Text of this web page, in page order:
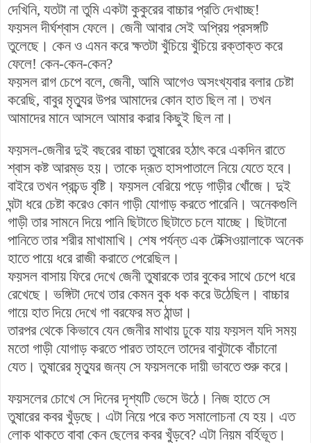
দেখিনি, যতটা না তুমি একটা কুকুরের বাচ্চার প্রতি দেখাচ্ছ!
ফয়সল দীর্ঘশ্বাস ফেলে। জেনী আবার সেই অপ্রিয় প্রসঙ্গটি
তুলেছে। কেন ও এমন করে ক্ষতটা খুঁচিয়ে খুঁচিয়ে রক্তাক্ত করে
ফেলে! কেন-কেন-কেন?
ফয়সল রাগ চেপে বলে, জেনী, আমি আগেও অসংখ্যবার বলার চেষ্টা
করেছি, বাবুর মৃত্যুর উপর আমাদের কোন হাত ছিল না। তখন
আমাদের মানে আসলে আমার করার কিছুই ছিল না।
ফয়সল-জেনীর দুই বছরের বাচ্চা তুষারের হঠাৎ করে একদিন রাতে
শ্বাস কষ্ট আরম্ভ হয়। তাকে দ্রূত হাসপাতালে নিয়ে যেতে হবে।
বাইরে তখন প্রচন্ড বৃষ্টি। ফয়সল বেরিয়ে পড়ে গাড়ীর খোঁজে। দুই
ঘন্টা ধরে চেষ্টা করেও কোন গাড়ী যোগাড় করতে পারেনি। অনেকগুলি
গাড়ী তার সামনে দিয়ে পানি ছিটাতে ছিটাতে চলে যাচ্ছে। ছিটানো
পানিতে তার শরীর মাখামাখি। শেষ পর্যন্ত এক টেক্সিওয়ালাকে অনেক
হাতে পায়ে ধরে রাজী করাতে পেরেছিল।
ফয়সল বাসায় ফিরে দেখে জেনী তুষারকে তার বুকের সাথে চেপে ধরে
রেখেছে। ভঙ্গিটা দেখে তার কেমন বুক ধক করে উঠেছিল। বাচ্চার
গায়ে হাত দিয়ে দেখে গা বরফের মত ঠান্ডা।
তারপর থেকে কিভাবে যেন জেনীর মাথায় ঢুকে যায় ফয়সল যদি সময়
মতো গাড়ী যোগাড় করতে পারত তাহলে তাদের বাবুটাকে বাঁচানো
যেত। তুষারের মৃত্যুর জন্য সে ফয়সলকে দায়ী ভাবতে শুরু করে।
ফয়সলের চোখে সে দিনের দৃশ্যটি ভেসে উঠে। নিজ হাতে সে
তুষারের কবর খুঁড়ছে। এটা নিয়ে পরে কত সমালোচনা যে হয়। এত
লোক থাকতে বাবা কেন ছেলের কবর খুঁড়বে? এটা নিয়ম বর্হিভূত।